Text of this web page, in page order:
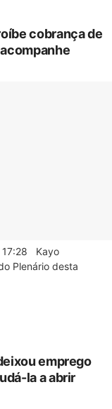
cobrança de
17:28 Kayo
Plenário desta
emprego
la a abrir